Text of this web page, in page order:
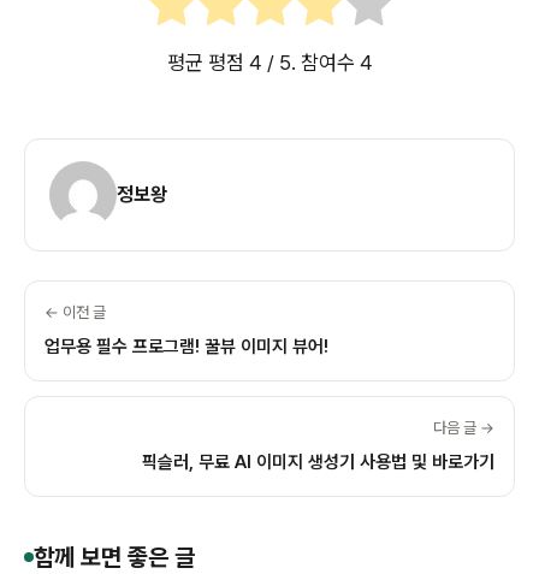
평균 평점 4 / 5. 참여수 4
정보왕
← 이전 글
업무용 필수 프로그램! 꿀뷰 이미지 뷰어!
다음 글 →
픽슬러, 무료 AI 이미지 생성기 사용법 및 바로가기
함께 보면 좋은 글